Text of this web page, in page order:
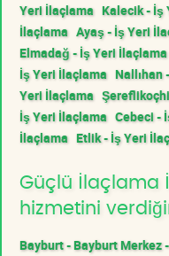
Yeri İlaçlama Kalecik - İş
İlaçlama Ayaş - İş Yeri
Elmadağ - İş Yeri İlaçlama
İş Yeri İlaçlama Nallıhan
Yeri İlaçlama
İş Yeri İlaçlama Cebeci -
İlaçlama Etlik - İş Yeri
Güçlü İlaçlama
hizmetini
Bayburt - Bayburt Merkez